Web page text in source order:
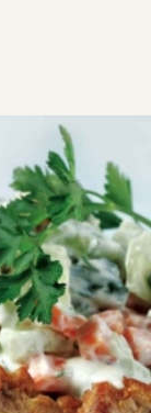
µε
παράλληλα
σας. Η
το